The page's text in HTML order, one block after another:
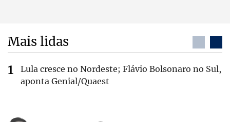
Mais lidas
Lula cresce no Nordeste; Flávio Bolsonaro no Sul,
aponta Genial/Quaest